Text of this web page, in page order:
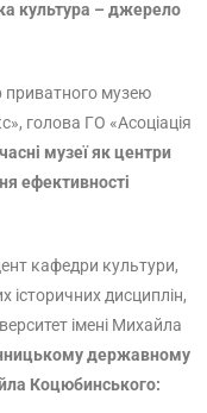
культура – джерело
приватного музею
голова ГО «Асоціація
музеї як центри
ефективності
кафедри культури,
історичних дисциплін,
імені Михайла
державному
Коцюбинського: